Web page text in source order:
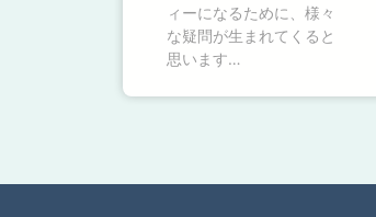
ィーになるために、様々
な疑問が生まれてくると
思います…